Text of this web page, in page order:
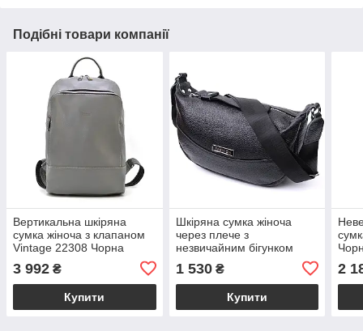
Подібні товари компанії
Вертикальна шкіряна
сумка жіноча з клапаном
Vintage 22308 Чорна
3 992 ₴
Купити
Шкіряна сумка жіноча
через плече з
незвичайним бігунком
брелоком Vintage 22615
Чорна
1 530₴
Купити
2